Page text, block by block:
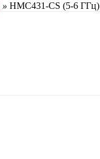
» HMC431-CS (5-6 ГГц)